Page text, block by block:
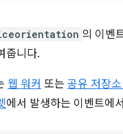
의 이벤
줍니다.
웹 워커 또는 공유 저장
에서 발생하는 이벤트에